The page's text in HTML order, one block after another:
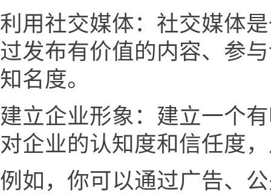
利用社交媒体：社交媒体
过发布有价值的内容、参
知名度。
建立企业形象：建立一个
对企业的认知度和信任度
例如，你可以通过广告、